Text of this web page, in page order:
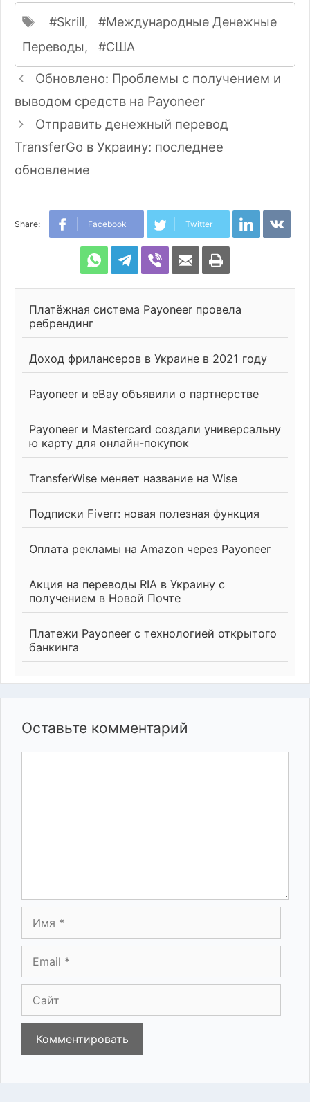
Метки
Skrill,
Международные Денежные
Переводы,
США
Навигация
записи
Обновлено: Проблемы с получением и
выводом средств на Payoneer
Отправить денежный перевод
TransferGo в Украину: последнее
обновление
Share: Facebook Twitter LinkedIn
WhatsAppTelegram
Viber
Share
via
Платёжная система Payoneer провела
ребрендинг
Доход фрилансеров в Украине в 2021 году
Payoneer и eBay объявили о партнерстве
Payoneer и Mastercard создали универсальну
ю карту для онлайн-покупок
TransferWise меняет название на Wise
Подписки Fiverr: новая полезная функция
Оплата рекламы на Amazon через Payoneer
Акция на переводы RIA в Украину с
получением в Новой Почте
Платежи Payoneer с технологией открытого
банкинга
Оставьте комментарий
Имя
Email
Сайт